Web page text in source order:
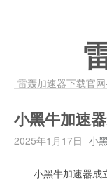
雷轰加速器下载官
小黑牛加速
2025年1月17日 小
小黑牛加速器成立